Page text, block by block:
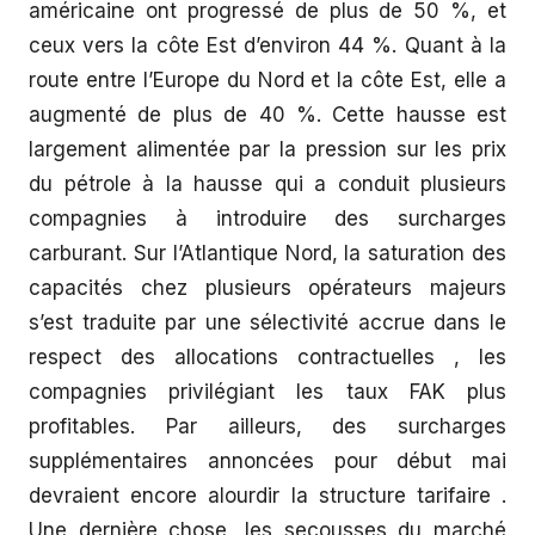
américaine ont progressé de plus de 50 %, et
ceux vers la côte Est d’environ 44 %. Quant à la
route entre l’Europe du Nord et la côte Est, elle a
augmenté de plus de 40 %. Cette hausse est
largement alimentée par la pression sur les prix
du pétrole à la hausse qui a conduit plusieurs
compagnies à introduire des surcharges
carburant. Sur l’Atlantique Nord, la saturation des
capacités chez plusieurs opérateurs majeurs
s’est traduite par une sélectivité accrue dans le
respect des allocations contractuelles , les
compagnies privilégiant les taux FAK plus
profitables. Par ailleurs, des surcharges
supplémentaires annoncées pour début mai
devraient encore alourdir la structure tarifaire .
Une dernière chose, les secousses du marché